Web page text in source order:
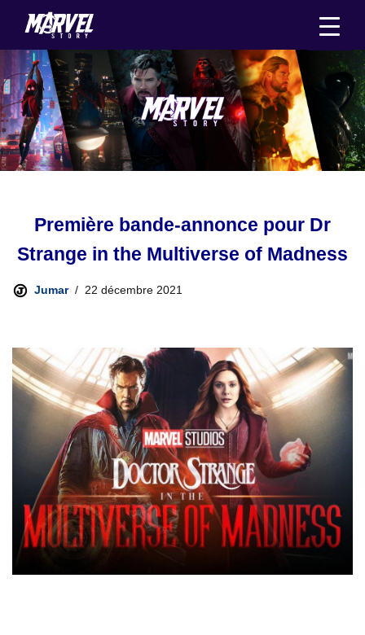
au
contenu
Première bande-annonce pour Dr
Strange in the Multiverse of Madness
Jumar 22 décembre 2021